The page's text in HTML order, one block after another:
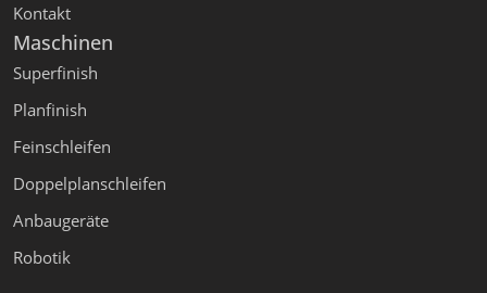
Kontakt
Maschinen
Superfinish
Planfinish
Feinschleifen
Doppelplanschleifen
Anbaugeräte
Robotik